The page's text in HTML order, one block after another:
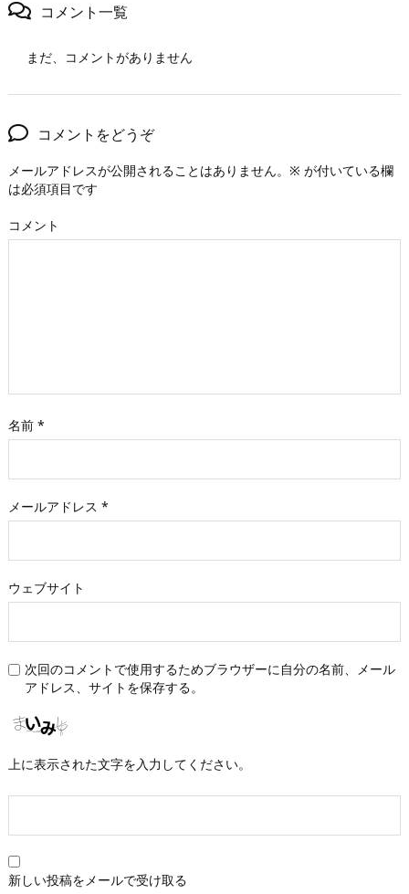
コメント一覧
まだ、コメントがありません
コメントをどうぞ
メールアドレスが公開されることはありません。 ※ が付いている欄
は必須項目です
コメント
名前 *
メールアドレス *
ウェブサイト
次回のコメントで使用するためブラウザーに自分の名前、メール
アドレス、サイトを保存する。
上に表示された文字を入力してください。
新しい投稿をメールで受け取る